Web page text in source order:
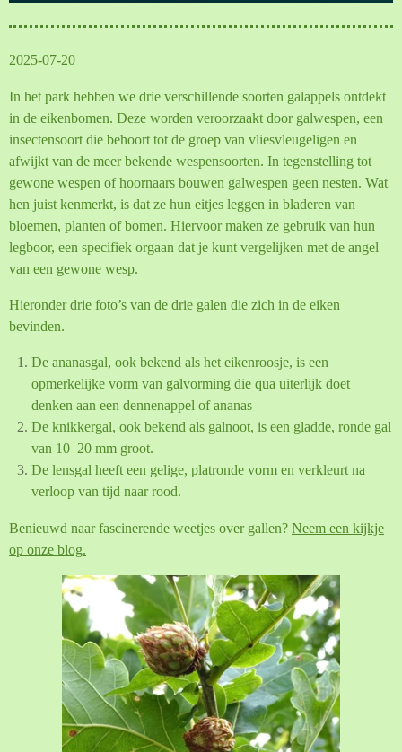
2025-07-20
In het park hebben we drie verschillende soorten galappels ontdekt
in de eikenbomen. Deze worden veroorzaakt door galwespen, een
insectensoort die behoort tot de groep van vliesvleugeligen en
afwijkt van de meer bekende wespensoorten. In tegenstelling tot
gewone wespen of hoornaars bouwen galwespen geen nesten. Wat
hen juist kenmerkt, is dat ze hun eitjes leggen in bladeren van
bloemen, planten of bomen. Hiervoor maken ze gebruik van hun
legboor, een specifiek orgaan dat je kunt vergelijken met de angel
van een gewone wesp.
Hieronder drie foto’s van de drie galen die zich in de eiken
bevinden.
De ananasgal, ook bekend als het eikenroosje, is een
opmerkelijke vorm van galvorming die qua uiterlijk doet
denken aan een dennenappel of ananas
De knikkergal, ook bekend als galnoot, is een gladde, ronde gal
van 10–20 mm groot.
De lensgal heeft een gelige, platronde vorm en verkleurt na
verloop van tijd naar rood.
Benieuwd naar fascinerende weetjes over gallen? Neem een kijkje
op onze blog.